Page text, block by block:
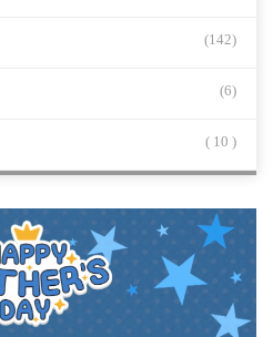
(142)
(6)
( 10 )